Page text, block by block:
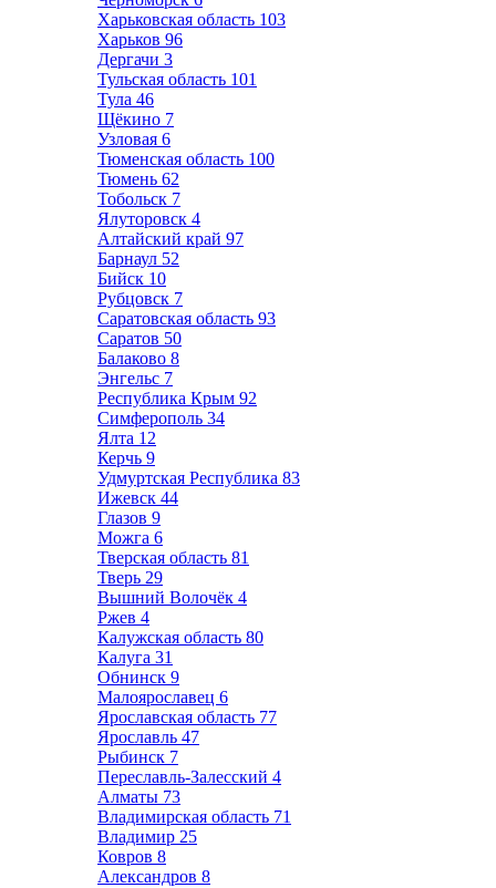
Харьковская область 103
Харьков 96
Дергачи 3
Тульская область 101
Тула 46
Щёкино 7
Узловая 6
Тюменская область 100
Тюмень 62
Тобольск 7
Ялуторовск 4
Алтайский край 97
Барнаул 52
Бийск 10
Рубцовск 7
Саратовская область 93
Саратов 50
Балаково 8
Энгельс 7
Республика Крым 92
Симферополь 34
Ялта 12
Керчь 9
Удмуртская Республика 83
Ижевск 44
Глазов 9
Можга 6
Тверская область 81
Тверь 29
Вышний Волочёк 4
Ржев 4
Калужская область 80
Калуга 31
Обнинск 9
Малоярославец 6
Ярославская область 77
Ярославль 47
Рыбинск 7
Переславль-Залесский 4
Алматы 73
Владимирская область 71
Владимир 25
Ковров 8
Александров 8